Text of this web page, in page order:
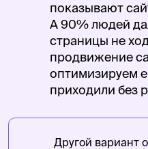
показывают
А 90% людей
страницы не
продвижение
оптимизируем
приходили без
Другой вариант